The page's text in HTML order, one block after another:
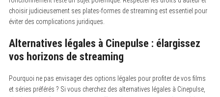
choisir judicieusement ses plates-formes de streaming est essentiel pour
éviter des complications juridiques.
Alternatives légales à Cinepulse : élargissez
vos horizons de streaming
Pourquoi ne pas envisager des options légales pour profiter de vos films
et séries préférés ? Si vous cherchez des alternatives légales à Cinepulse,